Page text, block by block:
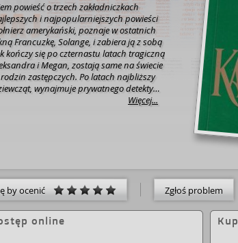
powieść o trzech zakładniczkach
i najpopularniejszych powieści
amerykański, poznaje w ostatnich
Francuzkę, Solange, i zabiera ją z sobą
kończy się po czternastu latach tragiczną
i Megan, zostają same na świecie
zastępczych. Po latach najbliższy
wynajmuje prywatnego detektywa
się pełne nieoczekiwanych wydarzeń
Więcej...
by ocenić Zgłoś problem
online Kup